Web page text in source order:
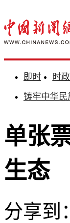
即时 时政
铸牢中华民
单张
生态
分享到：